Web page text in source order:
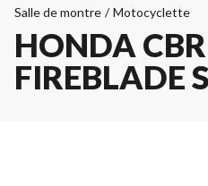
Salle de montre / Motocyclette
HONDA
FIREBLADE